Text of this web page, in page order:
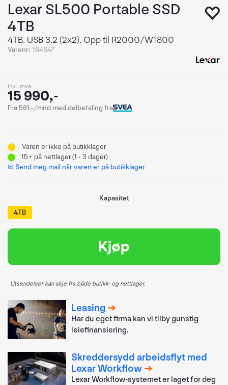
Lexar SL500 Portable SSD
4TB
4TB. USB 3.2 (2x2). Opp til R2000/W1800
Varenr: 164647
inkl. mva
15 990,-
Fra 561,-/mnd med delbetaling fra
Varen er ikke på butikklager
15+ på nettlager (1 - 3 dager)
✉ Send meg mail når varen er på butikklager
Kapasitet
4TB
Kjøp
Utsendelser kan skje fra både butikk- og nettlager.
Leasing
Har du eget firma kan vi tilby gunstig
leiefinansiering.
Skreddersydd arbeidsflyt med
Lexar Workflow
Lexar Workflow-systemet er laget for deg